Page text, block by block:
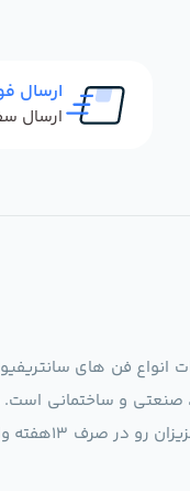
ارسال
انواع فن های
و ساختمانی است.
مجموعه ما